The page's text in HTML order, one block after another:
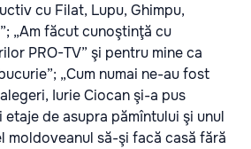
cu Filat, Lupu, Ghimpu,
„Am făcut cunoştinţă cu
PRO-TV” şi pentru mine ca
„Cum numai ne-au fost
Iurie Ciocan şi-a pus
de asupra pămîntului şi unul
moldoveanul să-şi facă casă fără